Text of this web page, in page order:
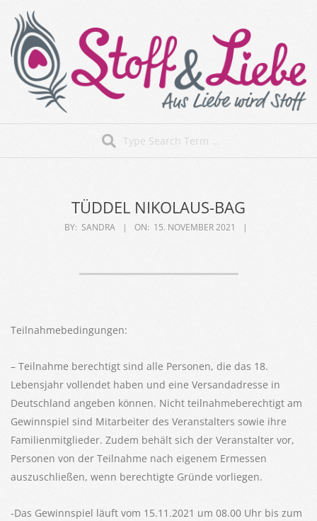
content
Stoff&Liebe
TÜDDEL NIKOLAUS-BAG
BY: SANDRA ON: 15. NOVEMBER 2021
Teilnahmebedingungen:
– Teilnahme berechtigt sind alle Personen, die das 18.
Lebensjahr vollendet haben und eine Versandadresse in
Deutschland angeben können. Nicht teilnahmeberechtigt am
Gewinnspiel sind Mitarbeiter des Veranstalters sowie ihre
Familienmitglieder. Zudem behält sich der Veranstalter vor,
Personen von der Teilnahme nach eigenem Ermessen
auszuschließen, wenn berechtigte Gründe vorliegen.
-Das Gewinnspiel läuft vom 15.11.2021 um 08.00 Uhr bis zum